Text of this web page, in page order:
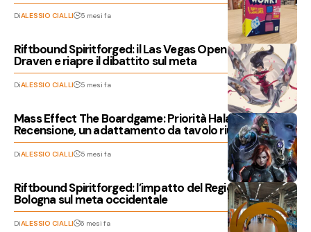
DiALESSIO CIALLI 5 mesi fa
Riftbound Spiritforged: il Las Vegas Open incorona
Draven e riapre il dibattito sul meta
DiALESSIO CIALLI 5 mesi fa
Mass Effect The Boardgame: Priorità Halagaz
Recensione, un adattamento da tavolo riuscito?
DiALESSIO CIALLI 5 mesi fa
Riftbound Spiritforged: l’impatto del Regional di
Bologna sul meta occidentale
DiALESSIO CIALLI 6 mesi fa